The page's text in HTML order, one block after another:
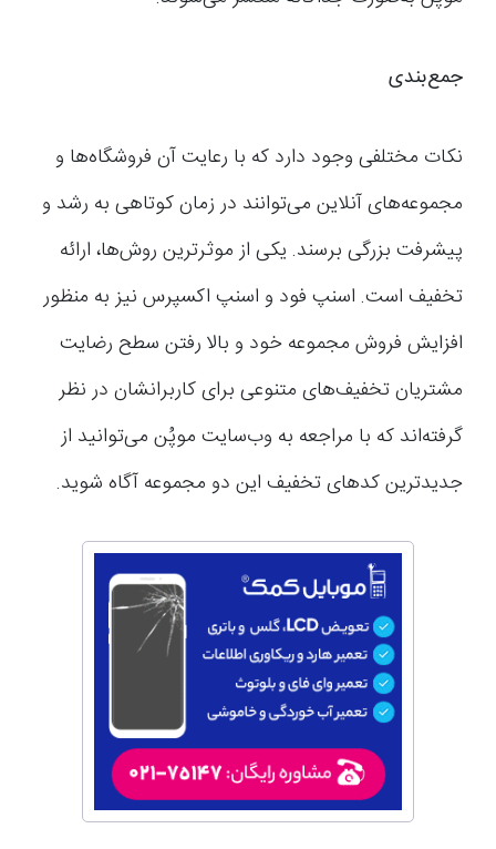
جمع‌بندی
نکات مختلفی وجود دارد که با رعایت آن فروشگاه‌ها و
مجموعه‌های آنلاین می‌توانند در زمان کوتاهی به رشد و
پیشرفت بزرگی برسند. یکی از موثرترین روش‌ها، ارائه
تخفیف است. اسنپ فود و اسنپ اکسپرس نیز به منظور
افزایش فروش مجموعه خود و بالا رفتن سطح رضایت
مشتریان تخفیف‌های متنوعی برای کاربرانشان در نظر
گرفته‌اند که با مراجعه به وب‌سایت موپُن می‌توانید از
جدیدترین کدهای تخفیف این دو مجموعه آگاه شوید.